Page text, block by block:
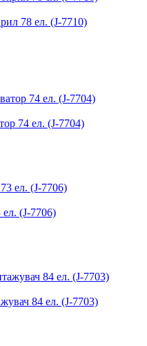
78 ел. (J-7710)
74 ел. (J-7704)
(J-7706)
84 ел. (J-7703)